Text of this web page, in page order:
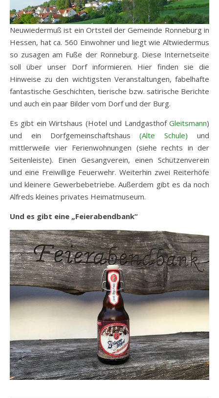
Neuwiedermuß ist ein Ortsteil der Gemeinde Ronneburg in
Hessen, hat ca. 560 Einwohner und liegt wie Altwiedermus
so zusagen am Fuße der Ronneburg. Diese Internetseite
soll über unser Dorf informieren. Hier finden sie die
Hinweise zu den wichtigsten Veranstaltungen, fabelhafte
fantastische Geschichten, tierische bzw. satirische Berichte
und auch ein paar Bilder vom Dorf und der Burg.
Es gibt ein Wirtshaus (Hotel und Landgasthof Gleitsmann)
und ein Dorfgemeinschaftshaus(Alte Schule) und
mittlerweile vier Ferienwohnungen (siehe rechts in der
Seitenleiste). Einen Gesangverein, einen Schützenverein
und eine Freiwillige Feuerwehr. Weiterhin zwei Reiterhöfe
und kleinere Gewerbebetriebe. Außerdem gibt es da noch
Alfreds kleines privates Heimatmuseum.
Und es gibt eine „Feierabendbank“